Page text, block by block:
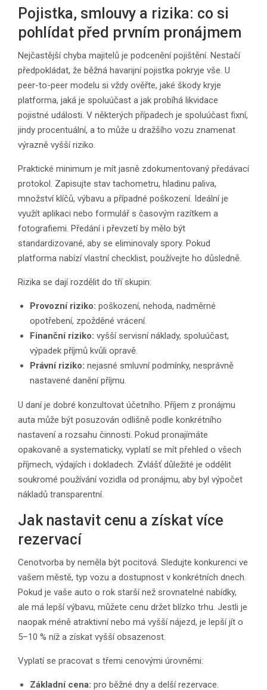
Pojistka, smlouvy a rizika: co si
pohlídat před prvním pronájmem
Nejčastější chyba majitelů je podcenění pojištění. Nestačí
předpokládat, že běžná havarijní pojistka pokryje vše. U
peer-to-peer modelu si vždy ověřte, jaké škody kryje
platforma, jaká je spoluúčast a jak probíhá likvidace
pojistné události. V některých případech je spoluúčast fixní,
jindy procentuální, a to může u dražšího vozu znamenat
výrazně vyšší riziko.
Praktické minimum je mít jasně zdokumentovaný předávací
protokol. Zapisujte stav tachometru, hladinu paliva,
množství klíčů, výbavu a případné poškození. Ideální je
využít aplikaci nebo formulář s časovým razítkem a
fotografiemi. Předání i převzetí by mělo být
standardizované, aby se eliminovaly spory. Pokud
platforma nabízí vlastní checklist, používejte ho důsledně.
Rizika se dají rozdělit do tří skupin:
Provozní riziko: poškození, nehoda, nadměrné
opotřebení, zpožděné vrácení.
Finanční riziko: vyšší servisní náklady, spoluúčast,
výpadek příjmů kvůli opravě.
Právní riziko: nejasné smluvní podmínky, nesprávně
nastavené danění příjmu.
U daní je dobré konzultovat účetního. Příjem z pronájmu
auta může být posuzován odlišně podle konkrétního
nastavení a rozsahu činnosti. Pokud pronajímáte
opakovaně a systematicky, vyplatí se mít přehled o všech
příjmech, výdajích i dokladech. Zvlášť důležité je oddělit
soukromé používání vozidla od pronájmu, aby byl výpočet
nákladů transparentní.
Jak nastavit cenu a získat více
rezervací
Cenotvorba by neměla být pocitová. Sledujte konkurenci ve
vašem městě, typ vozu a dostupnost v konkrétních dnech.
Pokud je vaše auto o rok starší než srovnatelné nabídky,
ale má lepší výbavu, můžete cenu držet blízko trhu. Jestli je
naopak méně atraktivní nebo má vyšší nájezd, je lepší jít o
5–10 % níž a získat vyšší obsazenost.
Vyplatí se pracovat s třemi cenovými úrovněmi:
Základní cena: pro běžné dny a delší rezervace.